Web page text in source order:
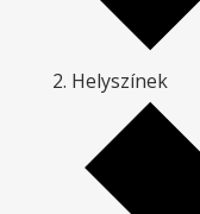
Helyszínek